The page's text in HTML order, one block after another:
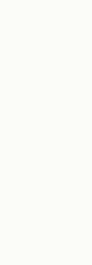
29
Beaulieu-
Au cœur des
Aux portes
province de